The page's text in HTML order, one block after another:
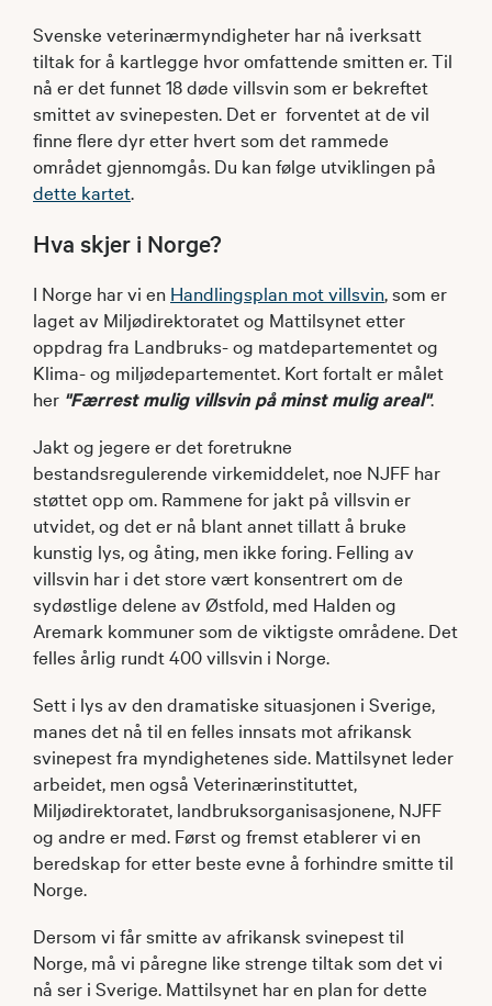
Svenske veterinærmyndigheter har nå iverksatt
tiltak for å kartlegge hvor omfattende smitten er. Til
nå er det funnet 18 døde villsvin som er bekreftet
smittet av svinepesten. Det er forventet at de vil
finne flere dyr etter hvert som det rammede
området gjennomgås. Du kan følge utviklingen på
dette kartet.
Hva skjer i Norge?
I Norge har vi en Handlingsplan mot villsvin, som er
laget av Miljødirektoratet og Mattilsynet etter
oppdrag fra Landbruks- og matdepartementet og
Klima- og miljødepartementet. Kort fortalt er målet
her "Færrest mulig villsvin på minst mulig areal".
Jakt og jegere er det foretrukne
bestandsregulerende virkemiddelet, noe NJFF har
støttet opp om. Rammene for jakt på villsvin er
utvidet, og det er nå blant annet tillatt å bruke
kunstig lys, og åting, men ikke foring. Felling av
villsvin har i det store vært konsentrert om de
sydøstlige delene av Østfold, med Halden og
Aremark kommuner som de viktigste områdene. Det
felles årlig rundt 400 villsvin i Norge.
Sett i lys av den dramatiske situasjonen i Sverige,
manes det nå til en felles innsats mot afrikansk
svinepest fra myndighetenes side. Mattilsynet leder
arbeidet, men også Veterinærinstituttet,
Miljødirektoratet, landbruksorganisasjonene, NJFF
og andre er med. Først og fremst etablerer vi en
beredskap for etter beste evne å forhindre smitte til
Norge.
Dersom vi får smitte av afrikansk svinepest til
Norge, må vi påregne like strenge tiltak som det vi
nå ser i Sverige. Mattilsynet har en plan for dette